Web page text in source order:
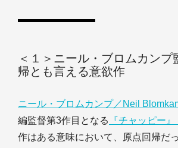
＜１＞ニール・ブロムカンプ
帰とも言える意欲作
ニール・ブロムカンプ／Neil
編監督第3作目となる
『チャッピー』
作はある意味において、原点回帰だ